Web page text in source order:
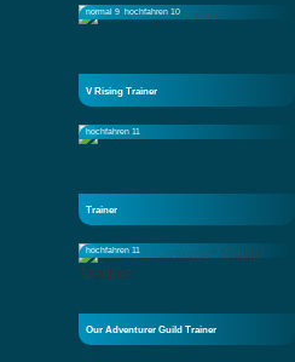
normal 9 hochfahren 10
V Rising Trainer
hochfahren 11
Trainer
hochfahren 11
Our Adventurer Guild Trainer